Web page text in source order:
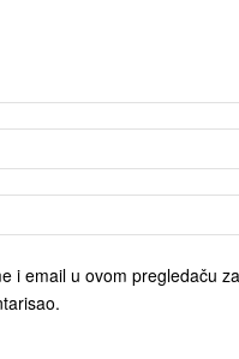
i email u ovom pregledaču